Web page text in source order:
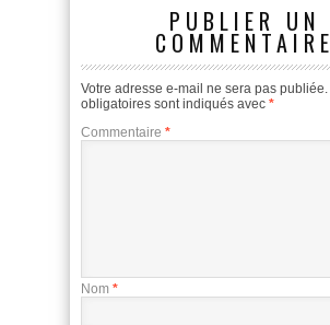
PUBLIER UN
COMMENTAIRE
Votre adresse e-mail ne sera pas publiée.
obligatoires sont indiqués avec *
Commentaire *
Nom *